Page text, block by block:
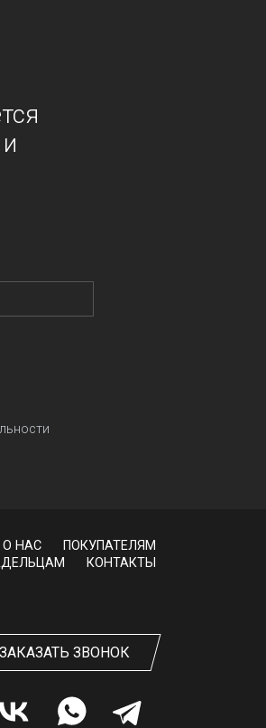
О НАС
ПОКУПАТЕЛЯМ
КОНТАКТЫ
ЗАКАЗАТЬ ЗВОНОК